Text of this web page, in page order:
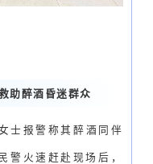
助醉酒昏迷群众
士报警称其醉酒同伴
警火速赶赴现场后，